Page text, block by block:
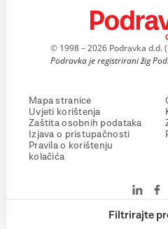
Filtrirajte
© 1998 – 2026 Podravka d.d.
Podravka je registrirani žig
Mapa stranice
Uvjeti korištenja
Zaštita osobnih podataka
Izjava o pristupačnosti
Pravila o korištenju
kolačića